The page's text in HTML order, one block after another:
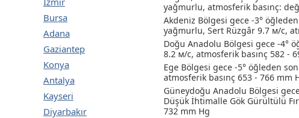
Bursa
Adana
Gaziantep
Konya
Antalya
Kayseri
Diyarbakır
yağmurlu, atmosferik basınç:
Akdeniz Bölgesi gece -3°
yağmurlu, Sert Rüzgâr 9.7 м/с,
Doğu Anadolu Bölgesi gece -4°
8.2 м/с, atmosferik basınç 582 -
Ege Bölgesi gece -5° öğleden
atmosferik basınç 653 - 766 mm
Güneydoğu Anadolu Bölgesi
Düşük İhtimalle Gök Gürültülü
732 mm Hg